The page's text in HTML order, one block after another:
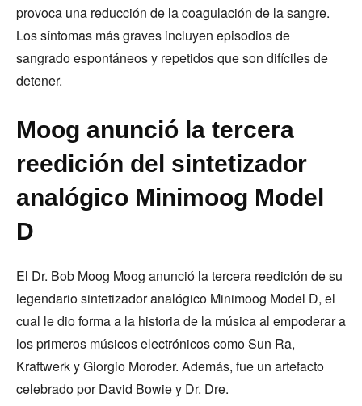
provoca una reducción de la coagulación de la sangre.
Los síntomas más graves incluyen episodios de
sangrado espontáneos y repetidos que son difíciles de
detener.
Moog anunció la tercera
reedición del sintetizador
analógico Minimoog Model
D
El Dr. Bob Moog Moog anunció la tercera reedición de su
legendario sintetizador analógico Minimoog Model D, el
cual le dio forma a la historia de la música al empoderar a
los primeros músicos electrónicos como Sun Ra,
Kraftwerk y Giorgio Moroder. Además, fue un artefacto
celebrado por David Bowie y Dr. Dre.